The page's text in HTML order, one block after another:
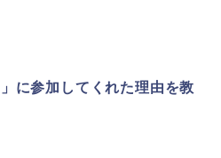
に参加してくれた理由を教